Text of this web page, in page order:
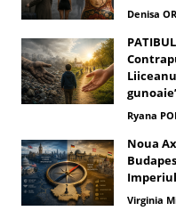
Denisa
Ryana
Noua
Virginia